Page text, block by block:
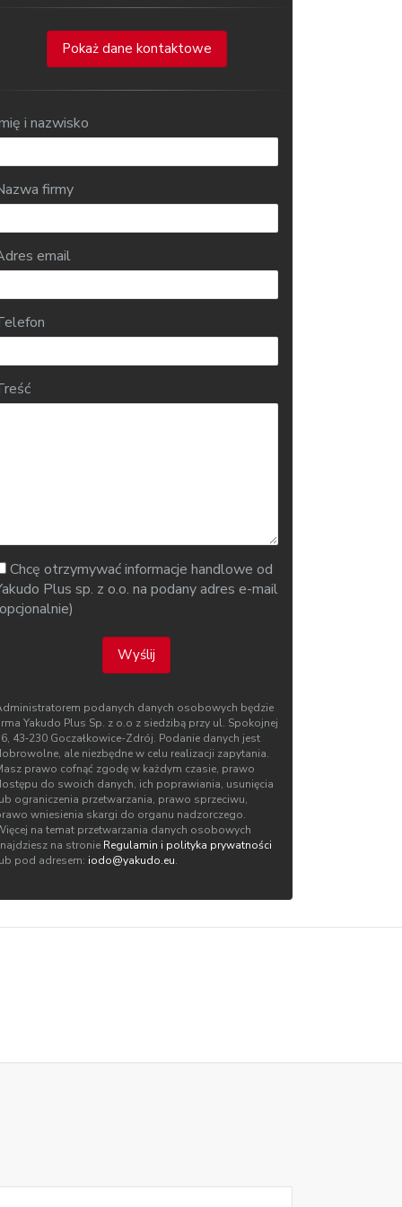
Pokaż dane kontaktowe
i nazwisko
firmy
email
Chcę otrzymywać informacje handlowe od
Plus sp. z o.o. na podany adres e-mail
Wyślij
podanych danych osobowych będzie
Yakudo Plus Sp. z o.o z siedzibą przy ul. Spokojnej
43‑230 Goczałkowice-Zdrój. Podanie danych jest
ale niezbędne w celu realizacji zapytania.
prawo cofnąć zgodę w każdym czasie, prawo
do swoich danych, ich poprawiania, usunięcia
ograniczenia przetwarzania, prawo sprzeciwu,
wniesienia skargi do organu nadzorczego.
na temat przetwarzania danych osobowych
na stronie Regulamin i polityka prywatności
pod adresem: iodo@yakudo.eu.